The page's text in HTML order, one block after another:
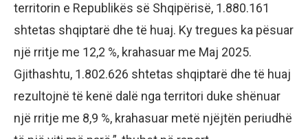
territorin e Republikës së Shqipërisë, 1.880.161
shtetas shqiptarë dhe të huaj. Ky tregues ka pësuar
një rritje me 12,2 %, krahasuar me Maj 2025.
Gjithashtu, 1.802.626 shtetas shqiptarë dhe të huaj
rezultojnë të kenë dalë nga territori duke shënuar
një rritje me 8,9 %, krahasuar metë njëjtën periudhë